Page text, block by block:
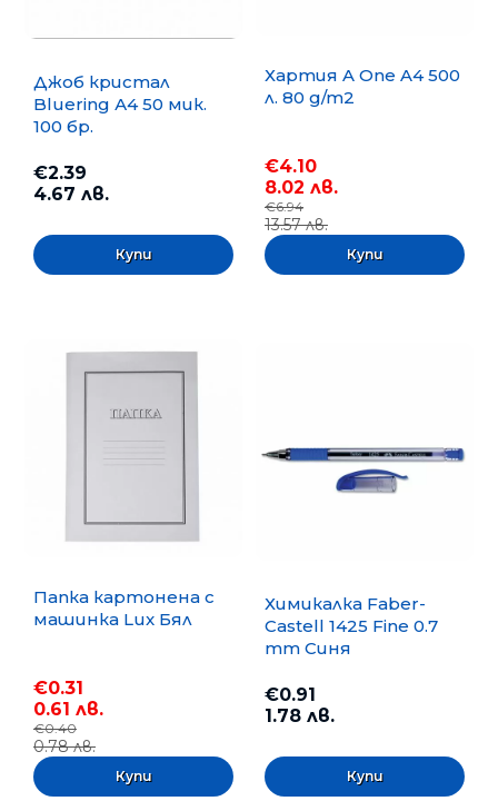
Джоб кристал
Bluering А4 50 мик.
100 бр.
€2.39
4.67 лв.
Хартия A One A4 500
л. 80 g/m2
€4.10
8.02 лв.
€6.94
13.57 лв.
Папка картонена с
машинка Lux Бял
€0.31
0.61 лв.
€0.40
0.78 лв.
Химикалка Faber-
Castell 1425 Fine 0.7
mm Синя
€0.91
1.78 лв.